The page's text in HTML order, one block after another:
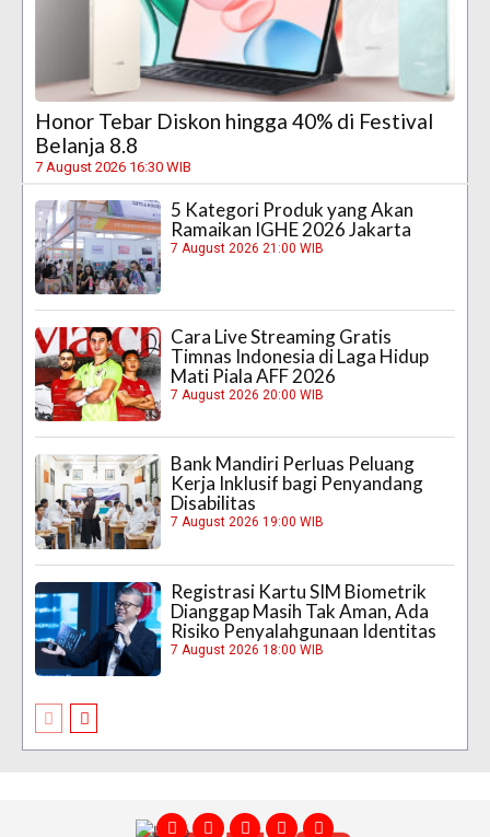
Honor Tebar Diskon hingga 40% di Festival
Belanja 8.8
7 August 2026 16:30 WIB
5 Kategori Produk yang Akan
Ramaikan IGHE 2026 Jakarta
7 August 2026 21:00 WIB
Cara Live Streaming Gratis
Timnas Indonesia di Laga Hidup
Mati Piala AFF 2026
7 August 2026 20:00 WIB
Bank Mandiri Perluas Peluang
Kerja Inklusif bagi Penyandang
Disabilitas
7 August 2026 19:00 WIB
Registrasi Kartu SIM Biometrik
Dianggap Masih Tak Aman, Ada
Risiko Penyalahgunaan Identitas
7 August 2026 18:00 WIB